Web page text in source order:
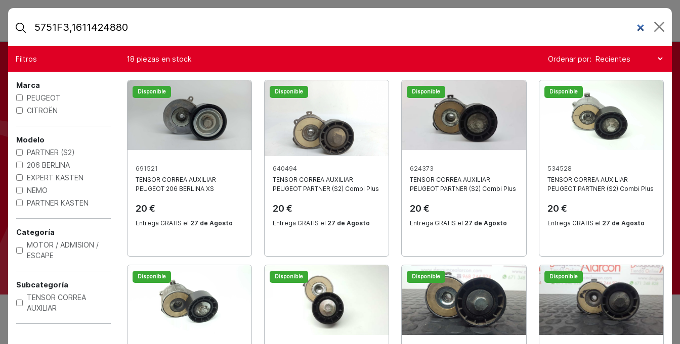
Los mejores precios en recambios
usados
para tu vehículo en España
Más de 200.000 piezas en stock. Envío en 24/48 horas.
4.8 +1.800 reseñas en Google España
Marca
Modelo
Buscar
Filtros
Marca
PEUGEOT
CITROËN
Modelo
PARTNER (S2)
206 BERLINA
EXPERT KASTEN
NEMO
PARTNER KASTEN
Categoría
MOTOR / ADMISION /
ESCAPE
Subcategoría
TENSOR CORREA
AUXILIAR
18 piezas en stock Ordenar por:
Disponible
691521
TENSOR CORREA AUXILIAR
PEUGEOT 206 BERLINA XS
20 €
Entrega GRATIS el 27 de Agosto
Disponible
640494
TENSOR CORREA AUXILIAR
PEUGEOT PARTNER (S2) Combi Plus
20 €
Entrega GRATIS el 27 de Agosto
Disponible
624373
TENSOR CORREA AUXILIAR
PEUGEOT PARTNER (S2) Combi Plus
20 €
Entrega GRATIS el 27 de Agosto
Disponible
534528
TENSOR CORREA AUXILIAR
PEUGEOT PARTNER (S2) Combi Plus
20 €
Entrega GRATIS el 27 de Agosto
Disponible Disponible Disponible Disponible